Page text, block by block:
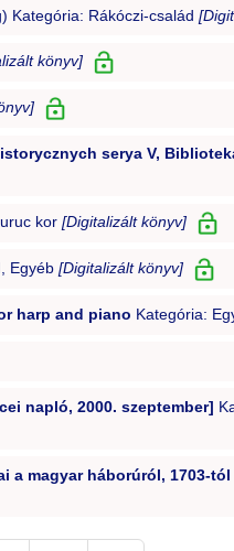
Kategória: Rákóczi-család
könyv]
serya V,
kor [Digitalizált könyv]
Egyéb [Digitalizált könyv]
harp and piano Kategória:
napló, 2000. szeptember]
a magyar háborúról, 1703-tól